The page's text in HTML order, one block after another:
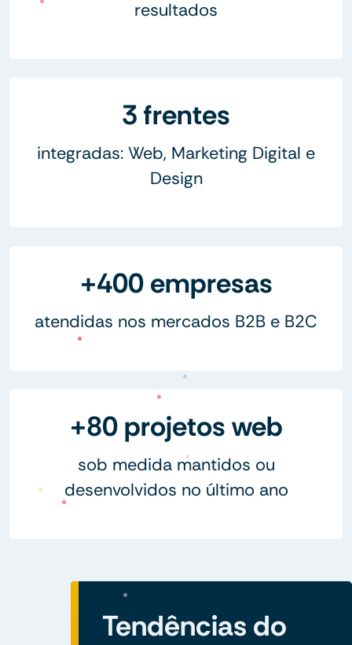
resultados
3 frentes
integradas: Web, Marketing Digital e
Design
+400 empresas
atendidas nos mercados B2B e B2C
+80 projetos web
sob medida mantidos ou
desenvolvidos no último ano
Tendências do